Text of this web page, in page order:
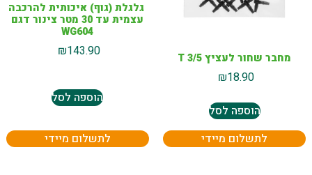
מחבר שחור לעציץ T 3/5
₪18.90
הוספה לסל
לתשלום מיידי
גלגלת (גוף) איכותית להרכבה
עצמית עד 30 מטר צינור דגם
WG604
₪143.90
הוספה לסל
לתשלום מיידי